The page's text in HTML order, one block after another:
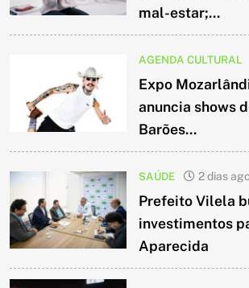
mal-estar;...
AGENDA CULTURAL
Expo
anuncia shows
Barões...
SAÚDE 2 dias
Prefeito Vilela
investimentos
Aparecida